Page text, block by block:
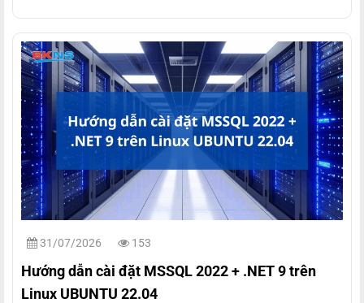
31/07/2026 153
Hướng dẫn cài đặt MSSQL 2022 + .NET 9 trên
Linux UBUNTU 22.04